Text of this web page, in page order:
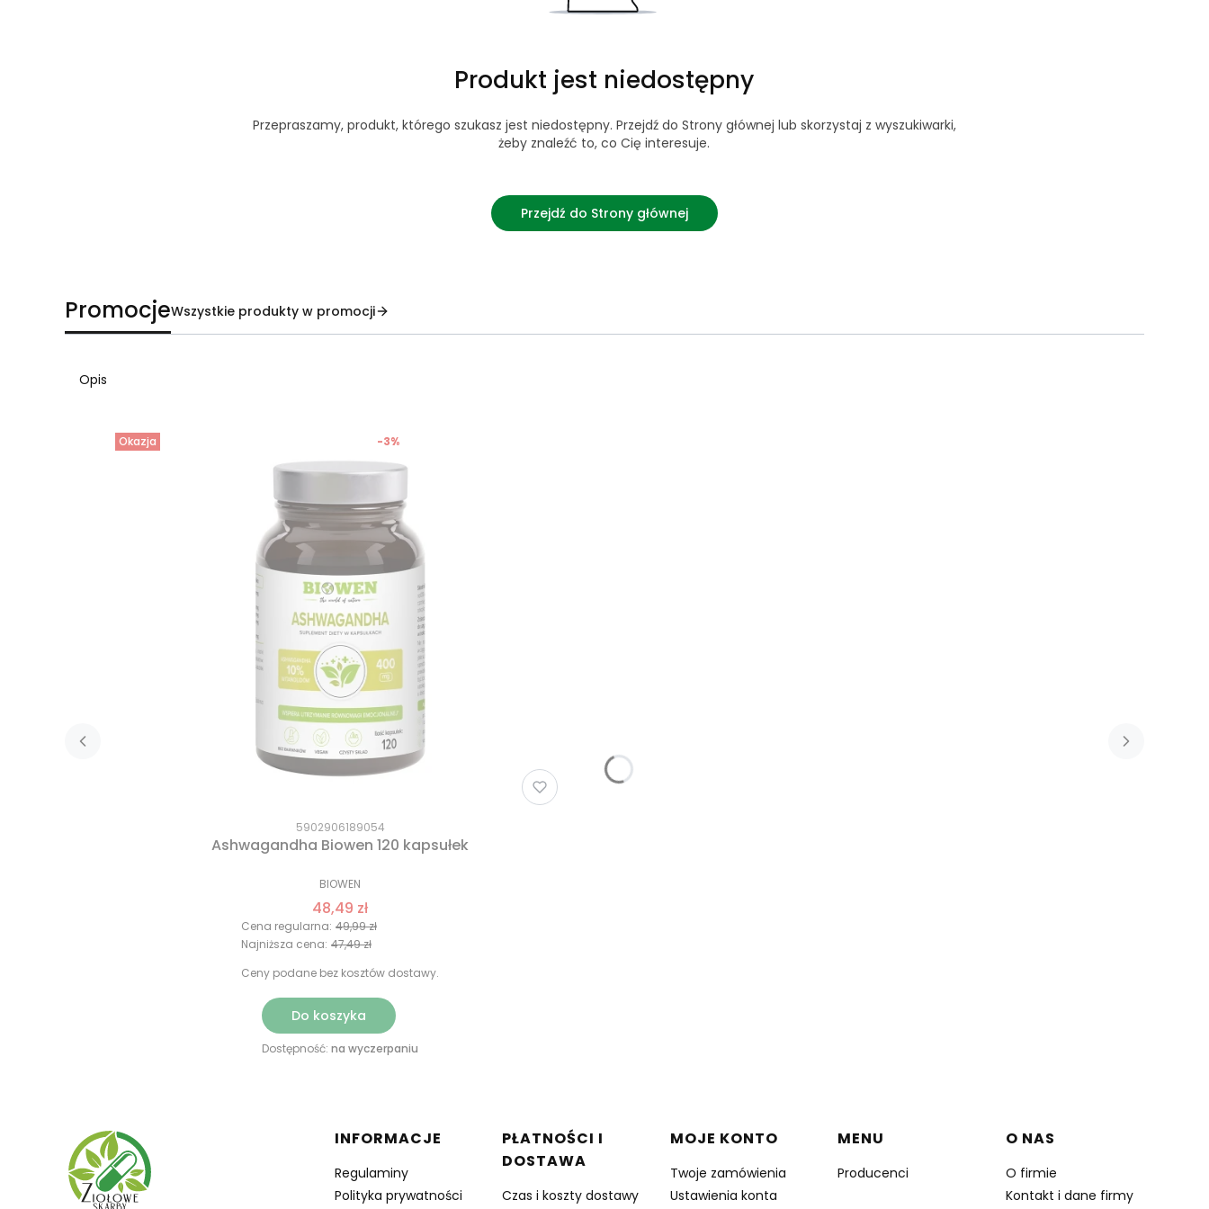
Produkt jest niedostępny
Przepraszamy, produkt, którego szukasz jest niedostępny. Przejdź do Strony głównej lub skorzystaj z wyszukiwarki,
żeby znaleźć to, co Cię interesuje.
Przejdź do Strony głównej
PromocjeWszystkie produkty w promocji
Opis
Okazja
5902906189054
Ashwagandha Biowen 120 kapsułek
BIOWEN
48,49 zł
Cena regularna: 49,99 zł
-3%
Najniższa cena: 47,49 zł
Ceny podane bez kosztów dostawy.
Do koszyka
Dostępność: na wyczerpaniu
Linki w stopce
INFORMACJE
Regulaminy
Polityka prywatności
PŁATNOŚCI I
DOSTAWA
Czas i koszty dostawy
MOJE KONTO
Twoje zamówienia
Ustawienia konta
MENU
Producenci
O NAS
O firmie
Kontakt i dane firmy